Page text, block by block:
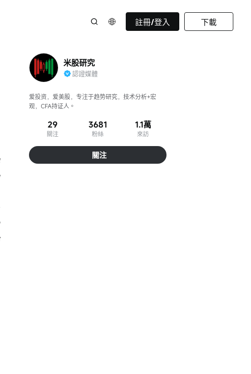
註冊/登入 下載
米股研究
認證媒體
爱投资，爱美股，专注于趋势研究，技术分析+宏
观，CFA持证人。
29
關注
3681
粉絲
1.1萬
來訪
關注